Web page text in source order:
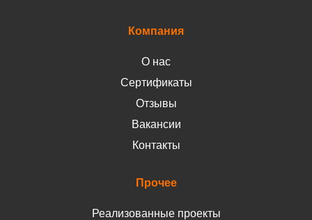
Компания
О нас
Сертификаты
Отзывы
Вакансии
Контакты
Прочее
Реализованные проекты